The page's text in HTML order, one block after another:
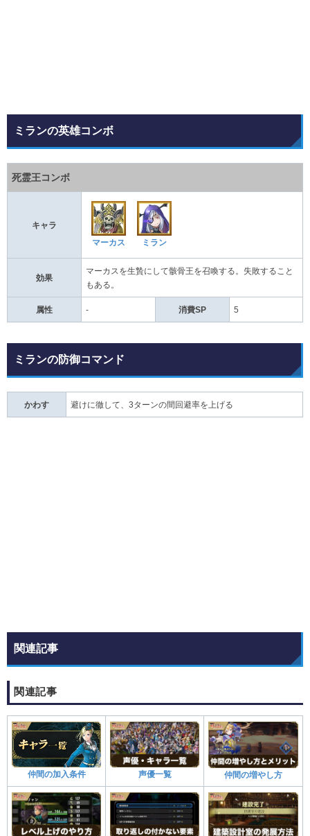
ミランの英雄コンボ
死霊王コンボ
キャラ
マーカス ミラン
効果
マーカスを生贄にして骸骨王を召喚する。失敗すること
もある。
属性 - 消費SP 5
ミランの防御コマンド
かわす 避けに徹して、3ターンの間回避率を上げる
関連記事
関連記事
仲間の加入条件 声優一覧 仲間の増やし方